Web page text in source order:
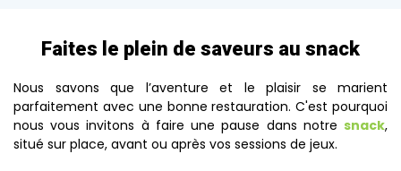
Faites le plein de saveurs au snack
Nous savons que l’aventure et le plaisir se marient
parfaitement avec une bonne restauration. C'est pourquoi
nous vous invitons à faire une pause dans notre snack,
situé sur place, avant ou après vos sessions de jeux.